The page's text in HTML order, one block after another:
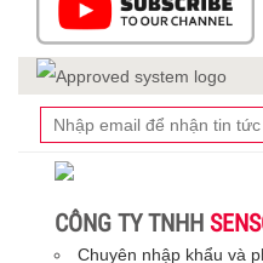
CÔNG TY TNHH
Chuyên nhập khẩu và